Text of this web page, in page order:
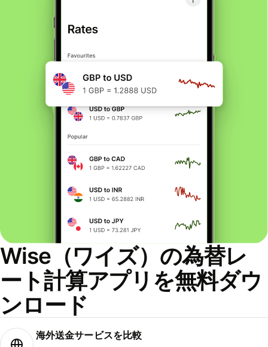
Wise（ワイズ）の為替レ
ート計算アプリを無料ダウ
ンロード
海外送金サービスを比較